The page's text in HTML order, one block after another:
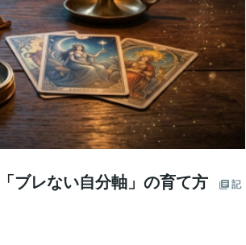
ブレない自分軸」の育て方
記